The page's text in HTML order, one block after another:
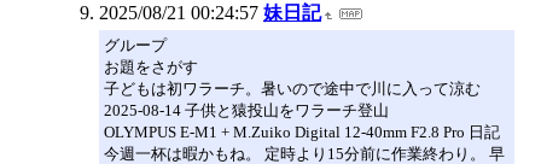
2025/08/21 00:24:57 妹日記
グループ
お題をさがす
子どもは初ワラーチ。暑いので途中で川に入って涼む
2025-08-14 子供と猿投山をワラーチ登山
OLYMPUS E-M1 + M.Zuiko Digital 12-40mm F2.8 Pro 日記
今週一杯は暇かもね。 定時より15分前に作業終わり。 早